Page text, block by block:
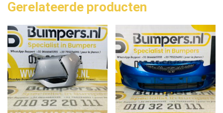
Gerelateerde producten